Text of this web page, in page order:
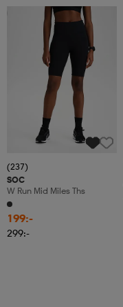
(237)
SOC
W Run Mid Miles Ths
199:-
299:-